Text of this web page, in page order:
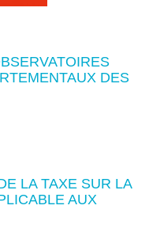
DES
LA TAXE SUR LA
AUX